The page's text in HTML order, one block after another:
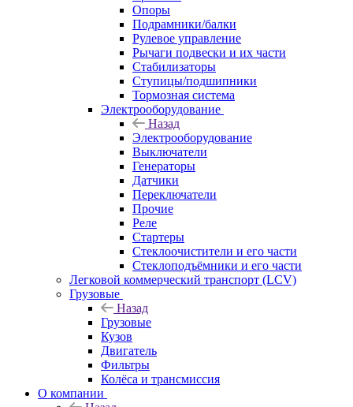
Опоры
Подрамники/балки
Рулевое управление
Рычаги подвески и их части
Стабилизаторы
Ступицы/подшипники
Тормозная система
Электрооборудование
Назад
Электрооборудование
Выключатели
Генераторы
Датчики
Переключатели
Прочие
Реле
Стартеры
Стеклоочистители и его части
Стеклоподъёмники и его части
Легковой коммерческий транспорт (LCV)
Грузовые
Назад
Грузовые
Кузов
Двигатель
Фильтры
Колёса и трансмиссия
О компании